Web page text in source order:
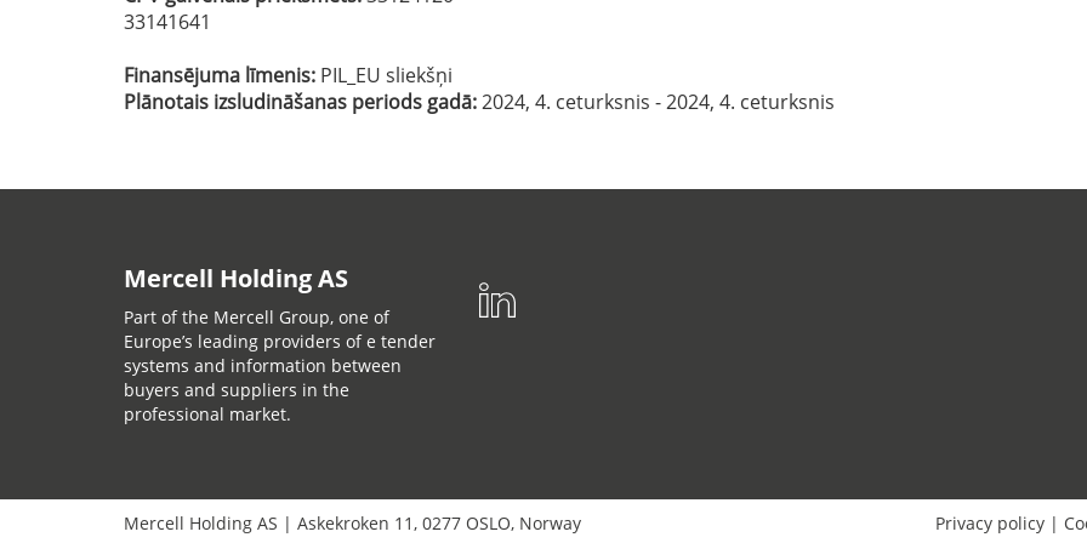
33141641
Finansējuma līmenis: PIL_EU sliekšņi
Plānotais izsludināšanas periods gadā:2024, 4. ceturksnis - 2024, 4. ceturksnis
Mercell Holding AS
Part of the Mercell Group, one of
Europe’s leading providers of e tender
systems and information between
buyers and suppliers in the
professional market.
Mercell Holding AS | Askekroken 11, 0277 OSLO, Norway Privacy policy |